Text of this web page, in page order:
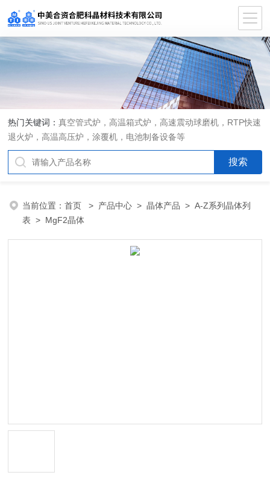
热门关键词：真空管式炉，高温箱式炉，高速震动球磨机，RTP快速
退火炉，高温高压炉，涂覆机，电池制备设备等
当前位置：首页 > 产品中心 >晶体产品 >A-Z系列晶体列
表 > MgF2晶体